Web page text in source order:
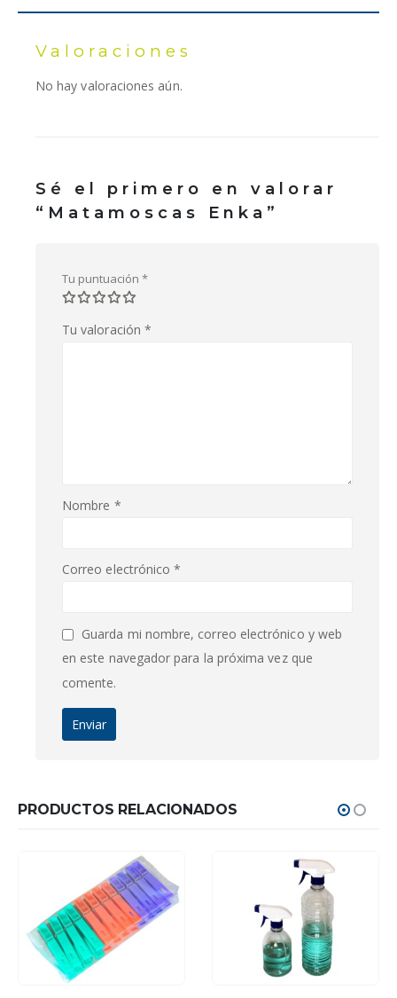
Valoraciones
No hay valoraciones aún.
Sé el primero en valorar
“Matamoscas Enka”
Tu puntuación *
Tu valoración *
Nombre *
Correo electrónico*
Guarda mi nombre, correo electrónico y web
en este navegador para la próxima vez que
comente.
PRODUCTOS RELACIONADOS